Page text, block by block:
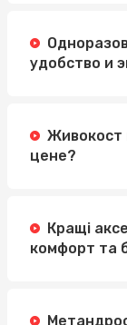
удобство и
Живокост
цене?
Кращі
комфорт та